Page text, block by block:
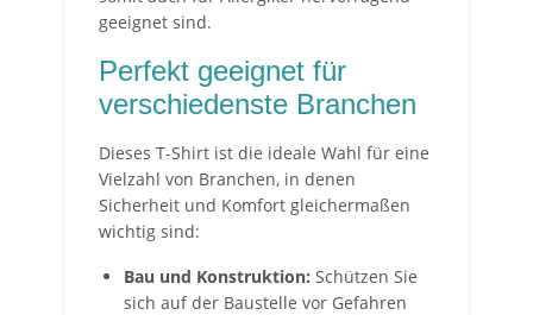
geeignet sind.
Perfekt geeignet für
verschiedenste Branchen
Dieses T-Shirt ist die ideale Wahl für eine
Vielzahl von Branchen, in denen
Sicherheit und Komfort gleichermaßen
wichtig sind:
Bau und Konstruktion: Schützen Sie
sich auf der Baustelle vor Gefahren